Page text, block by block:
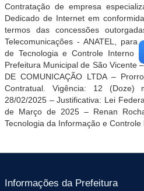
Contratação de empresa
Dedicado de Internet em
termos das concessões
Telecomunicações - ANATEL, para
de Tecnologia e Controle Interno -
Prefeitura Municipal de São Vicente
DE COMUNICAÇÃO LTDA –
Contratual. Vigência: 12 (Doze)
28/02/2025 – Justificativa: Lei
de Março de 2025 – Renan
Tecnologia da Informação e Controle
Informações da Prefeitura